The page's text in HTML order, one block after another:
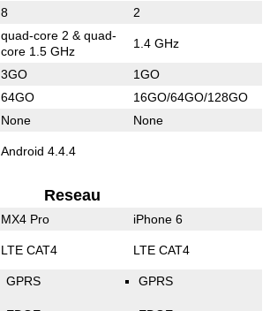
8 2
quad-core 2 & quad-
core 1.5 GHz
1.4 GHz
3GO 1GO
64GO 16GO/64GO/128GO
None None
Android 4.4.4
Reseau
MX4 Pro iPhone 6
LTE CAT4 LTE CAT4
GPRS GPRS